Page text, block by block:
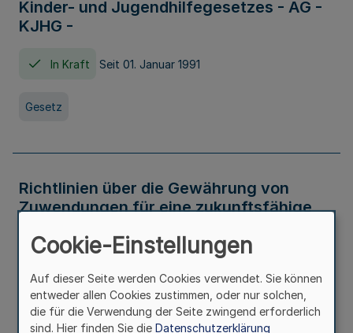
Kinder- und Jugendhilfegesetzes - AG -
KJHG -
In Kraft Seit 01. Januar 1991
Gesetz
Richtlinien über die Gewährung von
Zuwendungen für eine zukunftsfähige
Nordrhein-Westfalen
In Kraft
Verwaltungsvorschrift
Cookie-Einstellungen
Auf dieser Seite werden Cookies verwendet. Sie können
entweder allen Cookies zustimmen, oder nur solchen,
die für die Verwendung der Seite zwingend erforderlich
sind. Hier finden Sie die Datenschutzerklärung